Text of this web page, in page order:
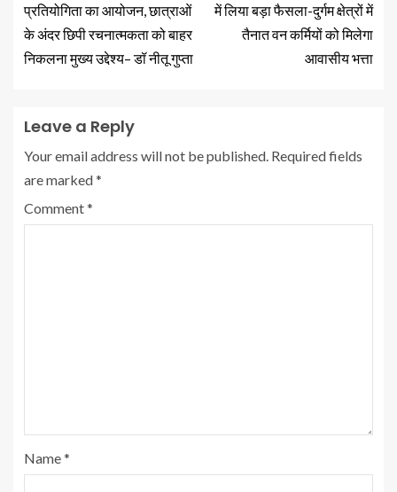
प्रतियोगिता का आयोजन, छात्राओं
के अंदर छिपी रचनात्मकता को बाहर
निकलना मुख्य उद्देश्य– डॉ नीतू गुप्ता
में लिया बड़ा फैसला-दुर्गम क्षेत्रों में
तैनात वन कर्मियों को मिलेगा
आवासीय भत्ता
Leave a Reply
Your email address will not be published. Required fields
are marked*
Comment*
Name*